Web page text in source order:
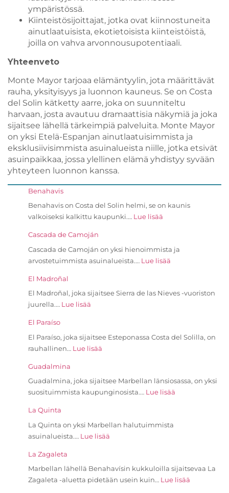
ympäristössä.
Kiinteistösijoittajat, jotka ovat kiinnostuneita
ainutlaatuisista, ekotietoisista kiinteistöistä,
joilla on vahva arvonnousupotentiaali.
Yhteenveto
Monte Mayor tarjoaa elämäntyylin, jota määrittävät
rauha, yksityisyys ja luonnon kauneus. Se on Costa
del Solin kätketty aarre, joka on suunniteltu
harvaan, josta avautuu dramaattisia näkymiä ja joka
sijaitsee lähellä tärkeimpiä palveluita. Monte Mayor
on yksi Etelä-Espanjan ainutlaatuisimmista ja
eksklusiivisimmista asuinalueista niille, jotka etsivät
asuinpaikkaa, jossa ylellinen elämä yhdistyy syvään
yhteyteen luonnon kanssa.
Benahavis
Benahavis on Costa del Solin helmi, se on kaunis
valkoiseksi kalkittu kaupunki.… Lue lisää
Cascada de Camoján
Cascada de Camoján on yksi hienoimmista ja
arvostetuimmista asuinalueista.… Lue lisää
El Madroñal
El Madroñal, joka sijaitsee Sierra de las Nieves -vuoriston
juurella.… Lue lisää
El Paraíso
El Paraíso, joka sijaitsee Esteponassa Costa del Solilla, on
rauhallinen… Lue lisää
Guadalmina
Guadalmina, joka sijaitsee Marbellan länsiosassa, on yksi
suosituimmista kaupunginosista.… Lue lisää
La Quinta
La Quinta on yksi Marbellan halutuimmista
asuinalueista.… Lue lisää
La Zagaleta
Marbellan lähellä Benahavísin kukkuloilla sijaitsevaa La
Zagaleta -aluetta pidetään usein kuin… Lue lisää